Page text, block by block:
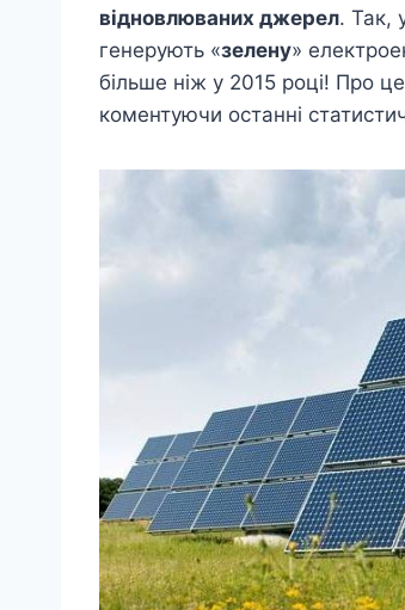
відновлюваних джерел. Так,
генерують «зелену»
більше ніж у 2015 році! Про
коментуючи останні